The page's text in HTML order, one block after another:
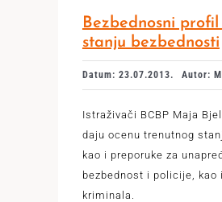
Bezbednosni
stanju bezbednosti
Datum: 23.07.2013. Autor:
Istraživači BCBP Maja
daju ocenu trenutnog
kao i preporuke za
bezbednost i policije, kao
kriminala.